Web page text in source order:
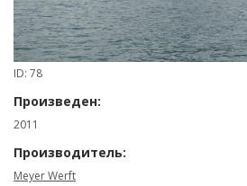
ID: 78
Произведен:
2011
Производитель:
Meyer Werft